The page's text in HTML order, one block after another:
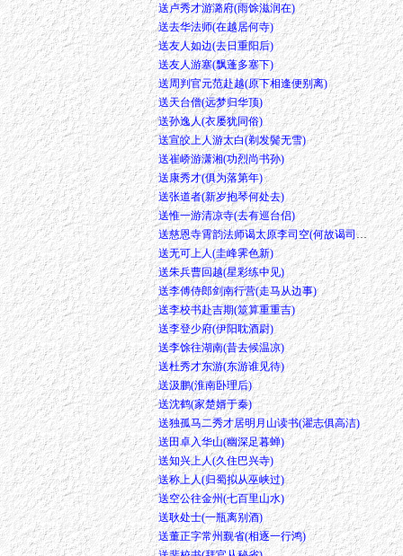
送卢秀才游潞府(雨馀滋润在)
送去华法师(在越居何寺)
送友人如边(去日重阳后)
送友人游塞(飘蓬多塞下)
送周判官元范赴越(原下相逢便别离)
送天台僧(远梦归华顶)
送孙逸人(衣屡犹同俗)
送宣皎上人游太白(剃发鬓无雪)
送崔峤游潇湘(功烈尚书孙)
送康秀才(俱为落第年)
送张道者(新岁抱琴何处去)
送惟一游清凉寺(去有巡台侣)
送慈恩寺霄韵法师谒太原李司空(何故谒司空)
送无可上人(圭峰霁色新)
送朱兵曹回越(星彩练中见)
送李傅侍郎剑南行营(走马从边事)
送李校书赴吉期(筮算重重吉)
送李登少府(伊阳耽酒尉)
送李馀往湖南(昔去候温凉)
送杜秀才东游(东游谁见待)
送汲鹏(淮南卧理后)
送沈鹤(家楚婿于秦)
送独孤马二秀才居明月山读书(濯志俱高洁)
送田卓入华山(幽深足暮蝉)
送知兴上人(久住巴兴寺)
送称上人(归蜀拟从巫峡过)
送空公往金州(七百里山水)
送耿处士(一瓶离别酒)
送董正字常州觐省(相逐一行鸿)